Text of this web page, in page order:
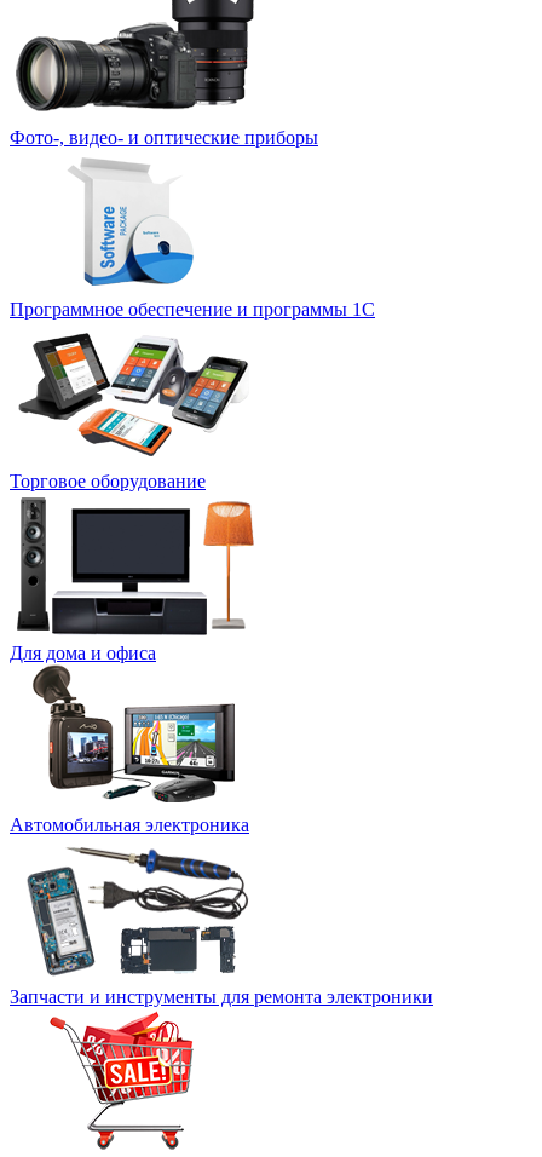
Фото-, видео- и оптические приборы
Программное обеспечение и программы 1С
Торговое оборудование
Для дома и офиса
Автомобильная электроника
Запчасти и инструменты для ремонта электроники